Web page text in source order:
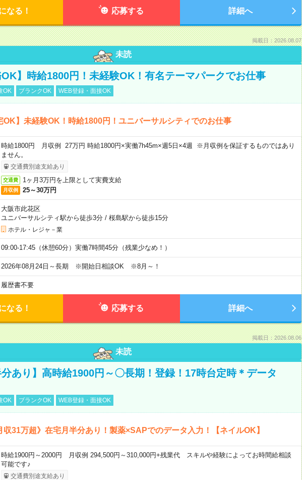
なる！ 応募する 詳細へ
掲載日：2026.08.07
未読
OK】時給1800円！未経験OK！有名テーマパークでお仕事
OK ブランクOK WEB登録・面接OK
OK】未経験OK！時給1800円！ユニバーサルシティでのお仕事
時給1800円 月収例 27万円 時給1800円×実働7h45m×週5日×4週 ※月収例を保証するものではあり
ません。
交通費別途支給あり
交通費 1ヶ月3万円を上限として実費支給
月収例 25～30万円
大阪市此花区
ユニバーサルシティ駅から徒歩3分/ 桜島駅から徒歩15分
ホテル・レジャ－業
09:00-17:45（休憩60分）実働7時間45分（残業少なめ！）
2026年08月24日～長期 ※開始日相談OK ※8月～！
履歴書不要
なる！ 応募する 詳細へ
掲載日：2026.08.06
未読
分あり】高時給1900円～〇長期！登録！17時台定時＊データ
OK ブランクOK WEB登録・面接OK
収31万超》在宅月半分あり！製薬×SAPでのデータ入力！【ネイルOK】
時給1900円～2000円 月収例 294,500円～310,000円+残業代 スキルや経験によってお時間給相談
可能です♪
交通費別途支給あり